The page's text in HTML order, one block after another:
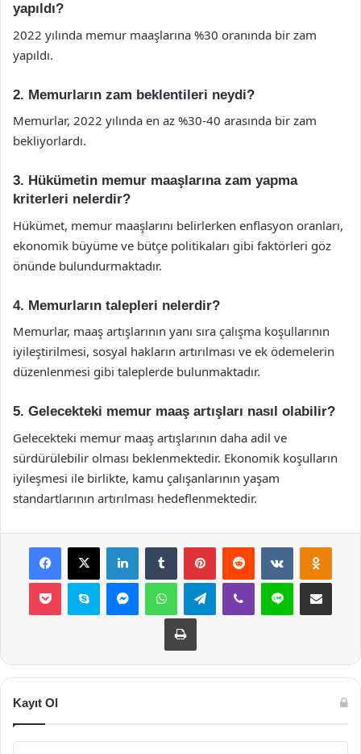
yapıldı?
2022 yılında memur maaşlarına %30 oranında bir zam
yapıldı.
2. Memurların zam beklentileri neydi?
Memurlar, 2022 yılında en az %30-40 arasında bir zam
bekliyorlardı.
3. Hükümetin memur maaşlarına zam yapma
kriterleri nelerdir?
Hükümet, memur maaşlarını belirlerken enflasyon oranları,
ekonomik büyüme ve bütçe politikaları gibi faktörleri göz
önünde bulundurmaktadır.
4. Memurların talepleri nelerdir?
Memurlar, maaş artışlarının yanı sıra çalışma koşullarının
iyileştirilmesi, sosyal hakların artırılması ve ek ödemelerin
düzenlenmesi gibi taleplerde bulunmaktadır.
5. Gelecekteki memur maaş artışları nasıl olabilir?
Gelecekteki memur maaş artışlarının daha adil ve
sürdürülebilir olması beklenmektedir. Ekonomik koşulların
iyileşmesi ile birlikte, kamu çalışanlarının yaşam
standartlarının artırılması hedeflenmektedir.
Facebook
X LinkedInTumblr PinterestReddit VKontakte
Pocket Skype MessengerWhatsAppTelegramViber Line E-Posta ile
Yazdır
Kayıt Ol